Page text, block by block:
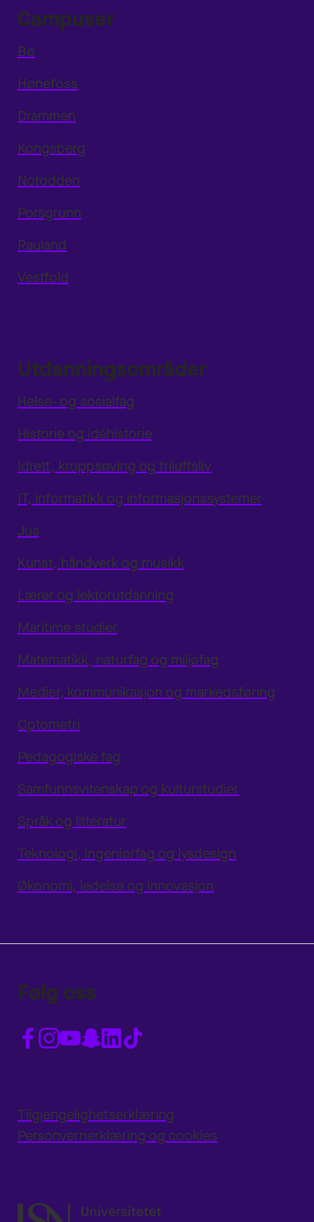
Campuser
Bø
Hønefoss
Drammen
Kongsberg
Notodden
Porsgrunn
Rauland
Vestfold
Utdanningsområder
Helse- og sosialfag
Historie og idéhistorie
Idrett, kroppsøving og friluftsliv
IT, informatikk og informasjonssystemer
Jus
Kunst, håndverk og musikk
Lærer og lektorutdanning
Maritime studier
Matematikk, naturfag og miljøfag
Medier, kommunikasjon og markedsføring
Optometri
Pedagogiske fag
Samfunnsvitenskap og kulturstudier
Språk og litteratur
Teknologi, ingeniørfag og lysdesign
Økonomi, ledelse og innovasjon
Følg oss
Tilgjengelighetserklæring
Personvernerklæring og cookies